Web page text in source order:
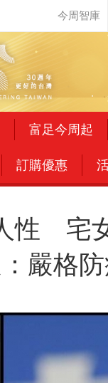
富足今周起
訂購優惠
性 宅
嚴格